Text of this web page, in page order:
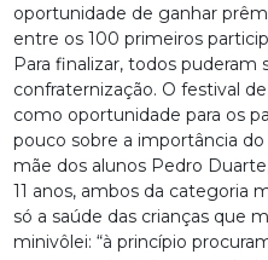
oportunidade de ganhar
entre os 100 primeiros
Para finalizar, todos puderam
confraternização. O festival
como oportunidade para os
pouco sobre a importância
mãe dos alunos Pedro
11 anos, ambos da categoria
só a saúde das crianças que
minivôlei: “à princípio